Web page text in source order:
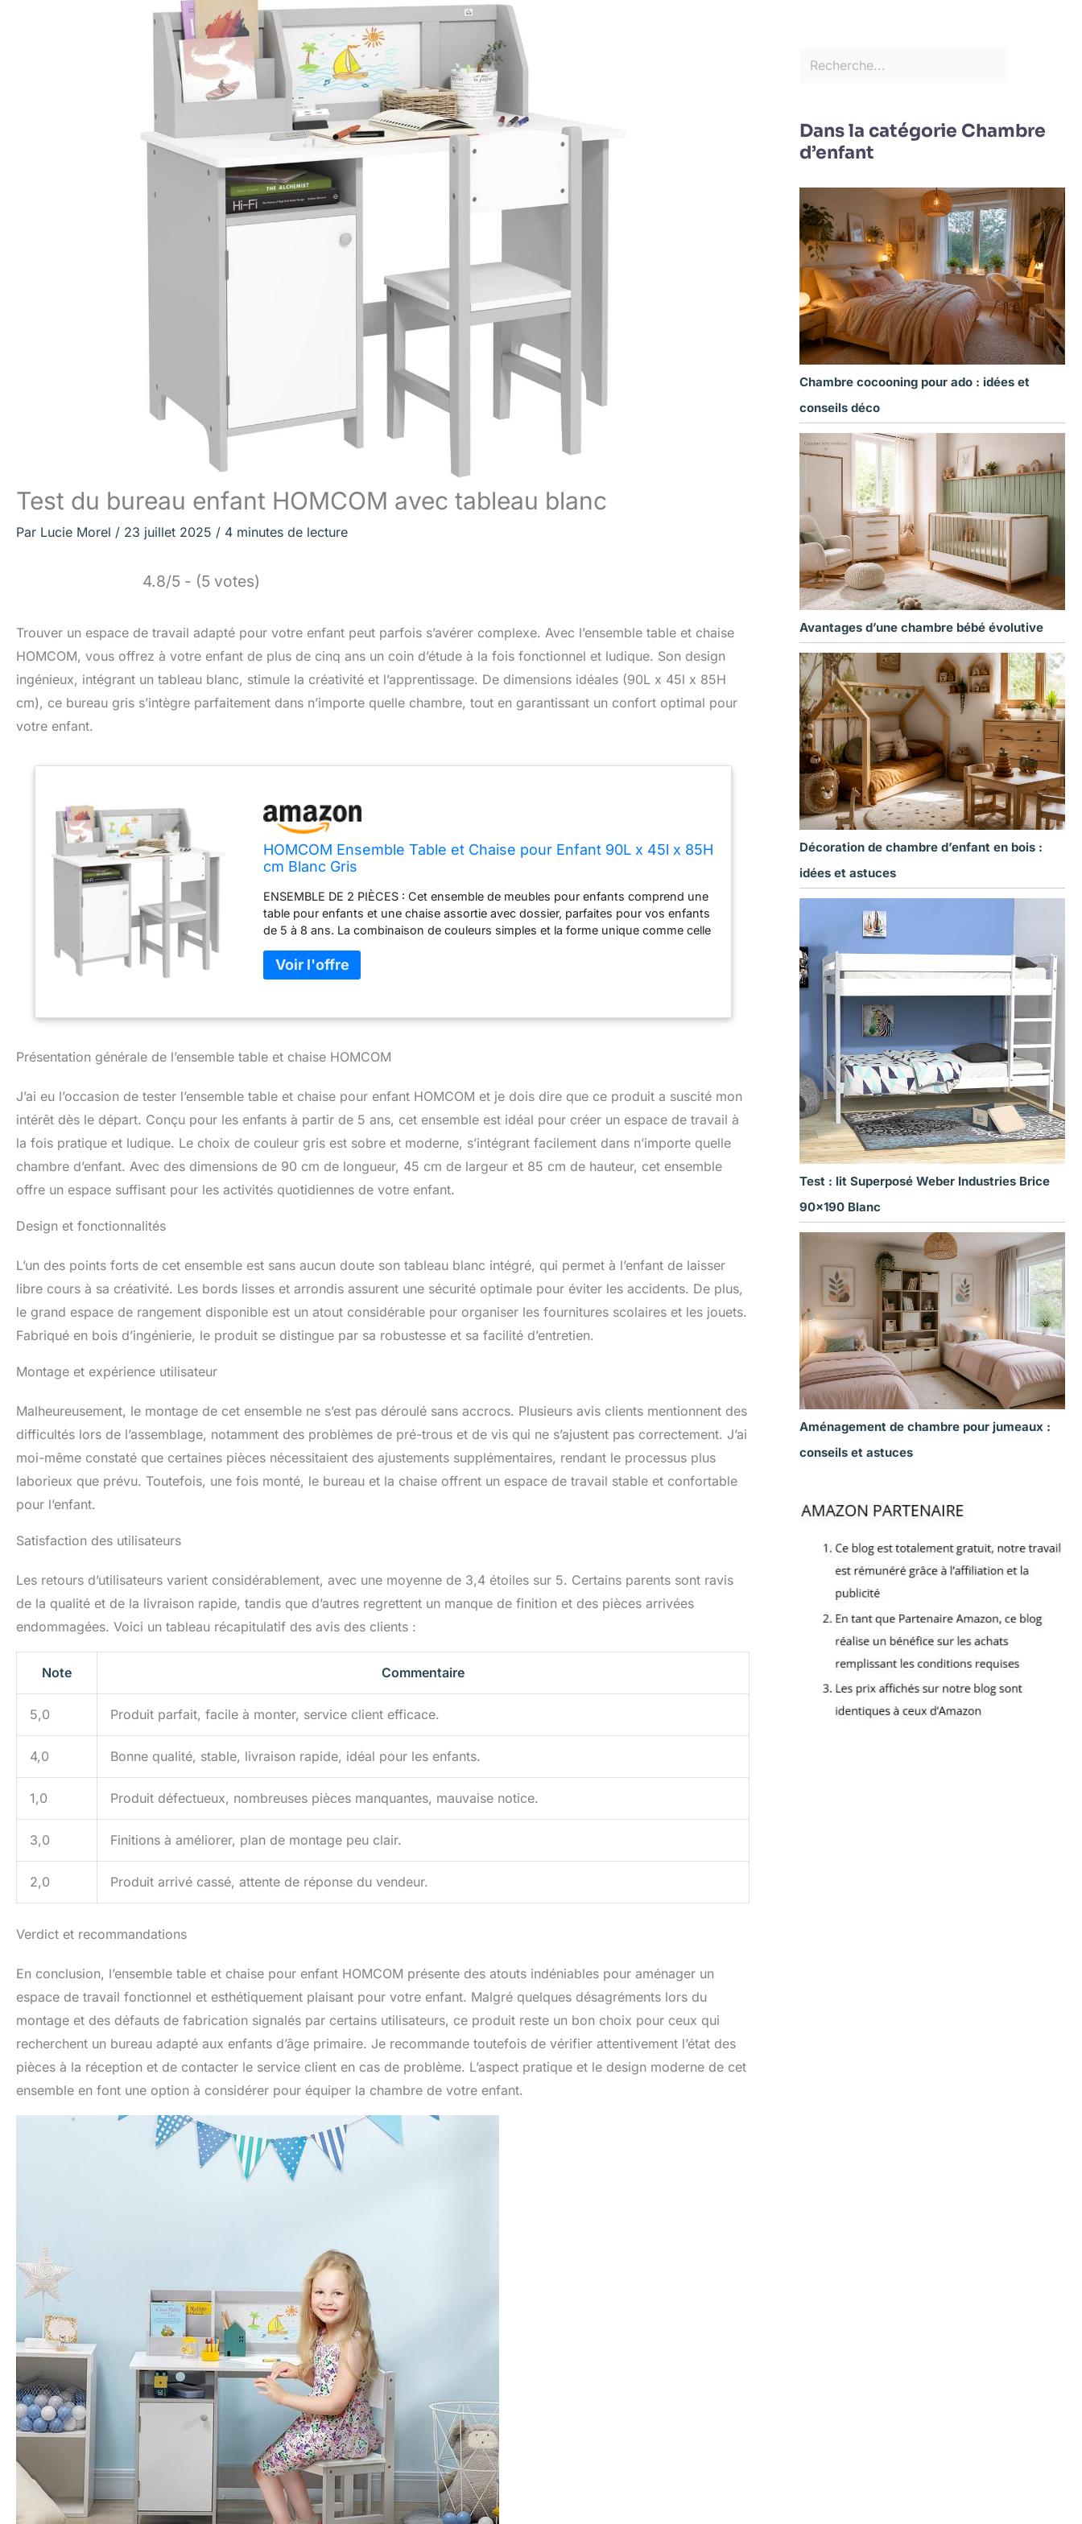
Test du bureau enfant HOMCOM avec tableau blanc
Par Lucie Morel / 23 juillet 2025 / 4 minutes de lecture
4.8/5 - (5 votes)
Trouver un espace de travail adapté pour votre enfant peut parfois s’avérer complexe. Avec l’ensemble table et chaise
HOMCOM, vous offrez à votre enfant de plus de cinq ans un coin d’étude à la fois fonctionnel et ludique. Son design
ingénieux, intégrant un tableau blanc, stimule la créativité et l’apprentissage. De dimensions idéales (90L x 45l x 85H
cm), ce bureau gris s’intègre parfaitement dans n’importe quelle chambre, tout en garantissant un confort optimal pour
votre enfant.
HOMCOM Ensemble Table et Chaise pour Enfant 90L x 45l x 85H
cm Blanc Gris
ENSEMBLE DE 2 PIÈCES : Cet ensemble de meubles pour enfants comprend une
table pour enfants et une chaise assortie avec dossier, parfaites pour vos enfants
de 5 à 8 ans. La combinaison de couleurs simples et la forme unique comme celle
MULTI-USAGE : Le tableau blanc se trouve juste devant le plan de travail, ce qui
permet aux enfants d'écrire et de dessiner à l'aide de marqueurs pour tableau
la taille des enfants, afin qu'ils puissent l'utiliser ensemble confortablement en
aussi de l'espace pour que les enfants puissent ranger tout ce qu'ils ont à faire.
compartiments en dessous, l'un fermé et l'autre ouvert. SOLIDE ET SÉCURITÉ :
Cet ensemble bureau et chaise pour enfants est fabriqué en bois de pin et MDF
avec un chiffon humide. Les bords arrondis garantissent la sécurité de l'ensemble.
SPÉCIFICATIONS : Dim. bureau : 90L x 45l x 85H cm. Dim. chaise : 29L x 29l x
66H cm. Assemblage nécessaire. Certifications : EN71-1-2-3
Présentation générale de l’ensemble table et chaise HOMCOM
J’ai eu l’occasion de tester l’ensemble table et chaise pour enfant HOMCOM et je dois dire que ce produit a suscité mon
intérêt dès le départ. Conçu pour les enfants à partir de 5 ans, cet ensemble est idéal pour créer un espace de travail à
la fois pratique et ludique. Le choix de couleur gris est sobre et moderne, s’intégrant facilement dans n’importe quelle
chambre d’enfant. Avec des dimensions de 90 cm de longueur, 45 cm de largeur et 85 cm de hauteur, cet ensemble
offre un espace suffisant pour les activités quotidiennes de votre enfant.
Design et fonctionnalités
L’un des points forts de cet ensemble est sans aucun doute son tableau blanc intégré, qui permet à l’enfant de laisser
libre cours à sa créativité. Les bords lisses et arrondis assurent une sécurité optimale pour éviter les accidents. De plus,
le grand espace de rangement disponible est un atout considérable pour organiser les fournitures scolaires et les jouets.
Fabriqué en bois d’ingénierie, le produit se distingue par sa robustesse et sa facilité d’entretien.
Montage et expérience utilisateur
Malheureusement, le montage de cet ensemble ne s’est pas déroulé sans accrocs. Plusieurs avis clients mentionnent des
difficultés lors de l’assemblage, notamment des problèmes de pré-trous et de vis qui ne s’ajustent pas correctement. J’ai
moi-même constaté que certaines pièces nécessitaient des ajustements supplémentaires, rendant le processus plus
laborieux que prévu. Toutefois, une fois monté, le bureau et la chaise offrent un espace de travail stable et confortable
pour l’enfant.
Satisfaction des utilisateurs
Les retours d’utilisateurs varient considérablement, avec une moyenne de 3,4 étoiles sur 5. Certains parents sont ravis
de la qualité et de la livraison rapide, tandis que d’autres regrettent un manque de finition et des pièces arrivées
endommagées. Voici un tableau récapitulatif des avis des clients :
Note Commentaire
5,0 Produit parfait, facile à monter, service client efficace.
4,0 Bonne qualité, stable, livraison rapide, idéal pour les enfants.
1,0 Produit défectueux, nombreuses pièces manquantes, mauvaise notice.
3,0 Finitions à améliorer, plan de montage peu clair.
2,0 Produit arrivé cassé, attente de réponse du vendeur.
Verdict et recommandations
En conclusion, l’ensemble table et chaise pour enfant HOMCOM présente des atouts indéniables pour aménager un
espace de travail fonctionnel et esthétiquement plaisant pour votre enfant. Malgré quelques désagréments lors du
montage et des défauts de fabrication signalés par certains utilisateurs, ce produit reste un bon choix pour ceux qui
recherchent un bureau adapté aux enfants d’âge primaire. Je recommande toutefois de vérifier attentivement l’état des
pièces à la réception et de contacter le service client en cas de problème. L’aspect pratique et le design moderne de cet
ensemble en font une option à considérer pour équiper la chambre de votre enfant.
Dans la catégorie Chambre
d’enfant
Chambre cocooning pour ado : idées et
conseils déco
Avantages d’une chambre bébé évolutive
Décoration de chambre d’enfant en bois :
idées et astuces
Test : lit Superposé Weber Industries Brice
90×190 Blanc
Aménagement de chambre pour jumeaux :
conseils et astuces